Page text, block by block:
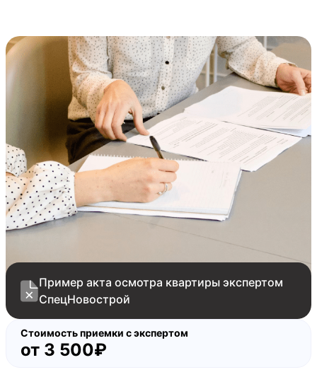
Пример акта осмотра квартиры экспертом
СпецНовострой
Стоимость приемки с экспертом
от 3 500₽